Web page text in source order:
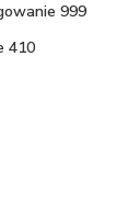
999
410